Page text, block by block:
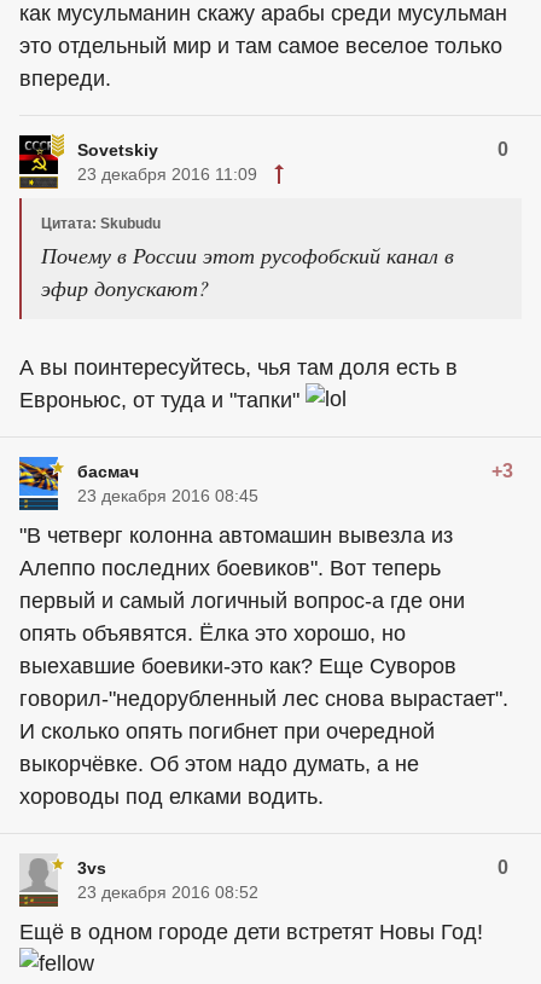
как мусульманин скажу арабы среди мусульман
это отдельный мир и там самое веселое только
впереди.
Sovetskiy 0
23 декабря 2016 11:09
Цитата: Skubudu
Почему в России этот русофобский канал в
эфир допускают?
А вы поинтересуйтесь, чья там доля есть в
Евроньюс, от туда и "тапки"
басмач +3
23 декабря 2016 08:45
"В четверг колонна автомашин вывезла из
Алеппо последних боевиков". Вот теперь
первый и самый логичный вопрос-а где они
опять объявятся. Ёлка это хорошо, но
выехавшие боевики-это как? Еще Суворов
говорил-"недорубленный лес снова вырастает".
И сколько опять погибнет при очередной
выкорчёвке. Об этом надо думать, а не
хороводы под елками водить.
3vs 0
23 декабря 2016 08:52
Ещё в одном городе дети встретят Новы Год!